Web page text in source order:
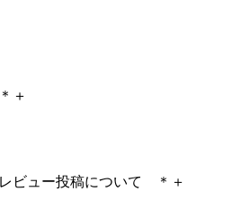
＋
ビュー投稿について ＊＋